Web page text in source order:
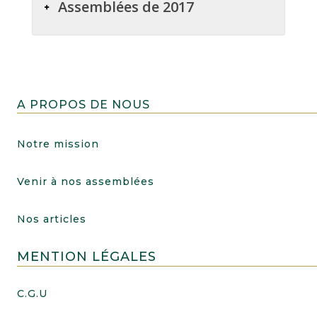
Assemblées de 2017
A PROPOS DE NOUS
Notre mission
Venir à nos assemblées
Nos articles
MENTION LÉGALES
C.G.U